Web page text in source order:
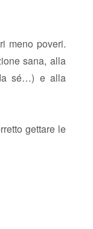
meno poveri.
sana, alla
sé…) e alla
gettare le